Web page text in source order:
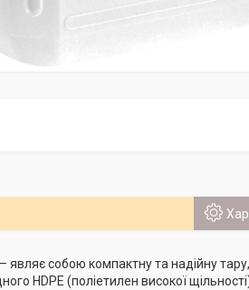
являє собою компактну та надійну
HDPE (поліетилен високої